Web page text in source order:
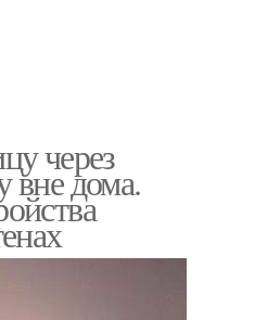
через
вне дома.